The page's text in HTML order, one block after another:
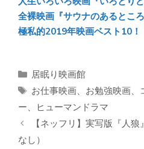
全裸映画『サウナのあるとこ
極私的2019年映画ベスト10！
カ
テ
ゴ
リ
ー
居眠り映画館
タ
グ
お仕事映画、 お勉強映画、
ー、
ヒューマンドラマ
【ネッフリ】実写版『人
なし）